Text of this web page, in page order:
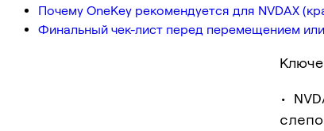
Почему OneKey рекомендуется для NVDAX
Финальный чек-лист перед перемещением
•